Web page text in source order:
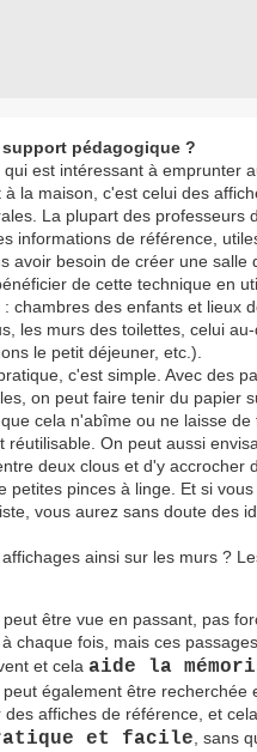
support pédagogique ?
est intéressant à emprunter
la maison, c'est celui des
La plupart des professeurs
informations de référence,
avoir besoin de créer une salle
de cette technique en
chambres des enfants et lieux
les murs des toilettes, celui
le petit déjeuner, etc.).
c'est simple. Avec des
on peut faire tenir du papier
cela n'abîme ou ne laisse de
réutilisable. On peut aussi
deux clous et d'y accrocher
petites pinces à linge. Et si vous
vous aurez sans doute des
ainsi sur les murs ?
être vue en passant, pas
chaque fois, mais ces
et cela aide la
également être recherchée
des affiches de référence, et
et facile , sans